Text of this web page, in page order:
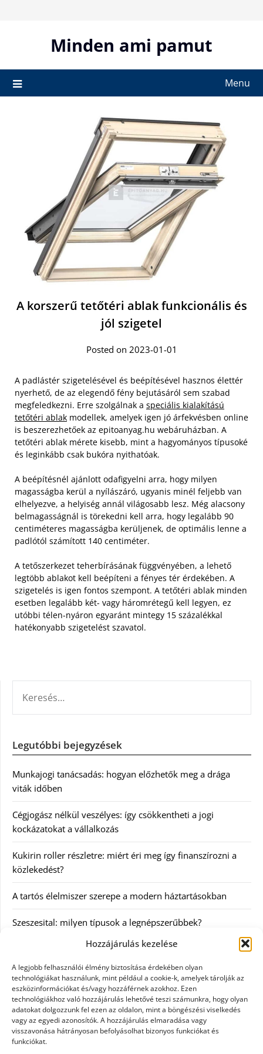
Hozzájárulás kezelése
A legjobb felhasználói élmény biztosítása érdekében olyan
technológiákat használunk, mint például a cookie-k, amelyek tárolják az
eszközinformációkat és/vagy hozzáférnek azokhoz. Ezen
technológiákhoz való hozzájárulás lehetővé teszi számunkra, hogy olyan
adatokat dolgozzunk fel ezen az oldalon, mint a böngészési viselkedés
vagy az egyedi azonosítók. A hozzájárulás elmaradása vagy
visszavonása hátrányosan befolyásolhat bizonyos funkciókat és
funkciókat.
Minden ami pamut
Menu
A korszerű tetőtéri ablak funkcionális és
jól szigetel
Posted on 2023-01-01
A padlástér szigetelésével és beépítésével hasznos élettér
nyerhető, de az elegendő fény bejutásáról sem szabad
megfeledkezni. Erre szolgálnak a speciális kialakítású
tetőtéri ablak modellek, amelyek igen jó árfekvésben online
is beszerezhetőek az epitoanyag.hu webáruházban. A
tetőtéri ablak mérete kisebb, mint a hagyományos típusoké
és leginkább csak bukóra nyithatóak.
A beépítésnél ajánlott odafigyelni arra, hogy milyen
magasságba kerül a nyílászáró, ugyanis minél feljebb van
elhelyezve, a helyiség annál világosabb lesz. Még alacsony
belmagasságnál is törekedni kell arra, hogy legalább 90
centiméteres magasságba kerüljenek, de optimális lenne a
padlótól számított 140 centiméter.
A tetőszerkezet teherbírásának függvényében, a lehető
legtöbb ablakot kell beépíteni a fényes tér érdekében. A
szigetelés is igen fontos szempont. A tetőtéri ablak minden
esetben legalább két- vagy háromrétegű kell legyen, ez
utóbbi télen-nyáron egyaránt mintegy 15 százalékkal
hatékonyabb szigetelést szavatol.
Legutóbbi bejegyzések
Munkajogi tanácsadás: hogyan előzhetők meg a drága
viták időben
Cégjogász nélkül veszélyes: így csökkentheti a jogi
kockázatokat a vállalkozás
Kukirin roller részletre: miért éri meg így finanszírozni a
közlekedést?
A tartós élelmiszer szerepe a modern háztartásokban
Szeszesital: milyen típusok a legnépszerűbbek?
Egyéb
Irodalom
Szolgáltatás